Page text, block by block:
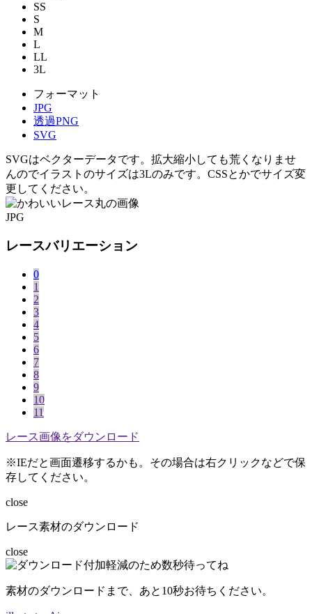
SS
S
M
L
LL
3L
フォーマット
JPG
透過PNG
SVG
SVGはベクターデータです。拡大縮小しても荒くなりませ
んのでイラストのサイズは3Lのみです。CSSとかでサイズ変
更してください。
JPG
レースバリエーション
0
1
2
3
4
5
6
7
8
9
10
11
レース画像をダウンロード
※IEだと画面遷移するかも。その場合は右クリックなどで保
存してください。
close
レース素材のダウンロード
close
素材のダウンロードまで、あと 10秒お待ちください。